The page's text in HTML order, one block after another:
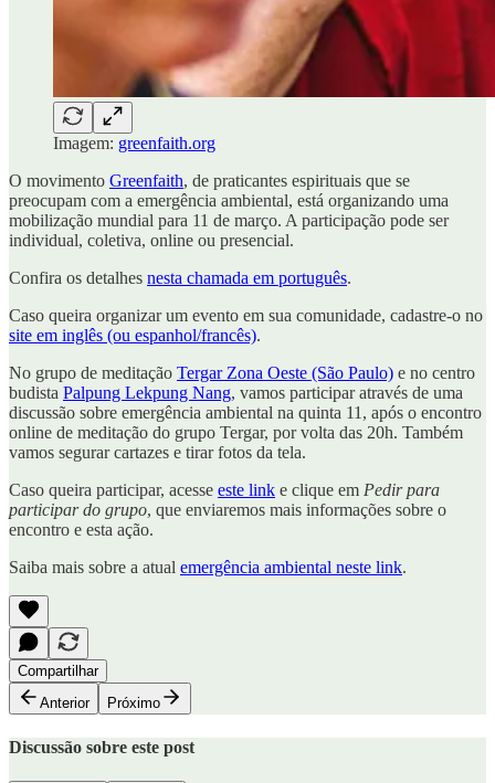
Imagem: greenfaith.org
O movimento Greenfaith, de praticantes espirituais que se
preocupam com a emergência ambiental, está organizando uma
mobilização mundial para 11 de março. A participação pode ser
individual, coletiva, online ou presencial.
Confira os detalhes nesta chamada em português.
Caso queira organizar um evento em sua comunidade, cadastre-o no
site em inglês (ou espanhol/francês).
No grupo de meditação Tergar Zona Oeste (São Paulo) e no centro
budista Palpung Lekpung Nang, vamos participar através de uma
discussão sobre emergência ambiental na quinta 11, após o encontro
online de meditação do grupo Tergar, por volta das 20h. Também
vamos segurar cartazes e tirar fotos da tela.
Caso queira participar, acesse este link e clique em Pedir para
participar do grupo, que enviaremos mais informações sobre o
encontro e esta ação.
Saiba mais sobre a atual emergência ambiental neste link.
Compartilhar
Anterior
Próximo
Discussão sobre este post